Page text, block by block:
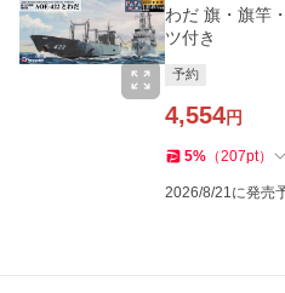
わだ 旗・旗竿
ツ付き
予約
4,554円
5% （207pt）
2026/8/21に発売